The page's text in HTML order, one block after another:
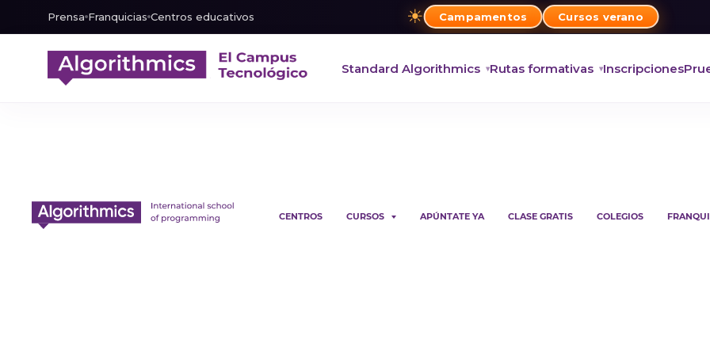
Prensa Franquicias Centros educativos ☀ Campamentos Cursos verano
Standard Algorithmics Rutas formativas Inscripciones
CENTROS CURSOS APÚNTATE YA CLASE GRATIS COLEGIOS